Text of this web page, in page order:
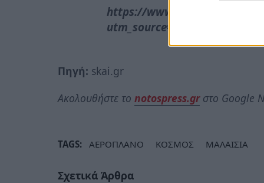
https://www.instagram.com/
Πηγή: skai.gr
Ακολουθήστε το notospress.grστο Google
TAGS: ΑΕΡΟΠΛΑΝΟ ΚΟΣΜΟΣ ΜΑΛΑΙΣΙΑ
Σχετικά Άρθρα